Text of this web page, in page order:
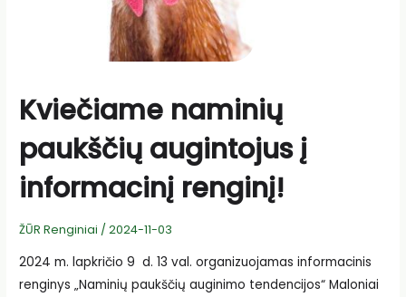
Kviečiame naminių
paukščių augintojus į
informacinį renginį!
ŽŪR Renginiai /2024-11-03
2024 m. lapkričio 9 d. 13 val. organizuojamas informacinis
renginys „Naminių paukščių auginimo tendencijos“ Maloniai